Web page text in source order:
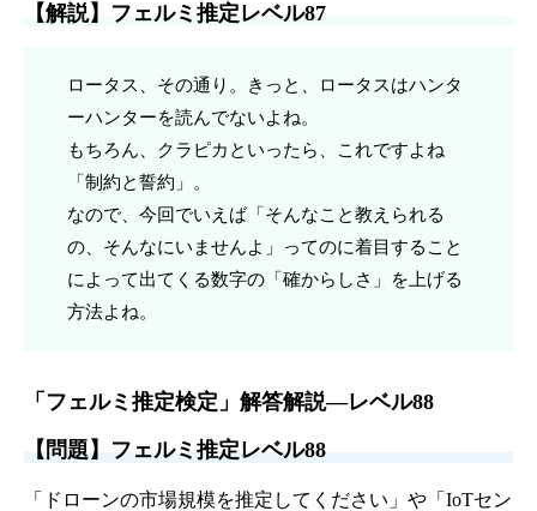
【解説】フェルミ推定レベル87
ロータス、その通り。きっと、ロータスはハンタ
ーハンターを読んでないよね。
もちろん、クラピカといったら、これですよね
「制約と誓約」。
なので、今回でいえば「そんなこと教えられる
の、そんなにいませんよ」ってのに着目すること
によって出てくる数字の「確からしさ」を上げる
方法よね。
「フェルミ推定検定」解答解説—レベル88
【問題】フェルミ推定レベル88
「ドローンの市場規模を推定してください」や「IoTセン